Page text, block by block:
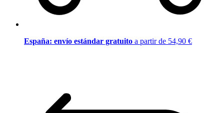
España: envío estándar gratuito a partir de 54,90 €